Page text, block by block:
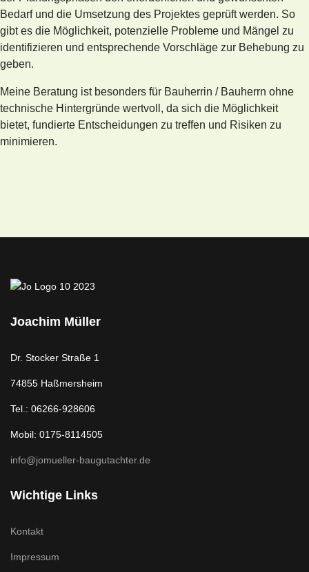
Bedarf und die Umsetzung des Projektes geprüft werden. So
gibt es die Möglichkeit, potenzielle Probleme und Mängel zu
identifizieren und entsprechende Vorschläge zur Behebung zu
geben.
Meine Beratung ist besonders für Bauherrin / Bauherrn ohne
technische Hintergründe wertvoll, da sich die Möglichkeit
bietet, fundierte Entscheidungen zu treffen und Risiken zu
minimieren.
Joachim Müller
Dr. Stocker Straße 1
74855 Haßmersheim
Tel.: 06266-928606
Mobil: 0175-8114505
info@jomueller-baugutachter.de
Wichtige Links
Kontakt
Impressum